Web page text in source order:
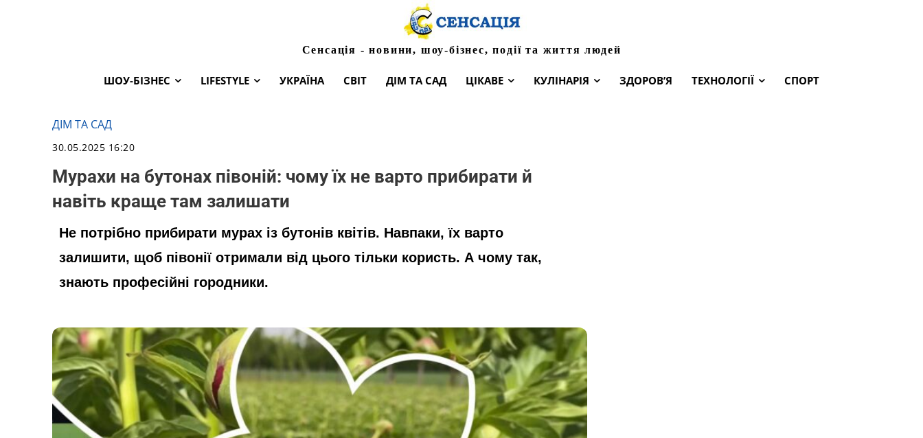
Сенсація - новини, шоу-бізнес, події та життя людей
ШОУ-БІЗНЕС LIFESTYLE УКРАЇНА СВІТ ДІМ ТА САД ЦІКАВЕ КУЛІНАРІЯ ЗДОРОВ’Я ТЕХНОЛОГІЇ СПОРТ
ДІМ ТА САД
30.05.2025 16:20
Мурахи на бутонах півоній: чому їх не варто прибирати й
навіть краще там залишати
Не потрібно прибирати мурах із бутонів квітів. Навпаки, їх варто
залишити, щоб півонії отримали від цього тільки користь. А чому так,
знають професійні городники.